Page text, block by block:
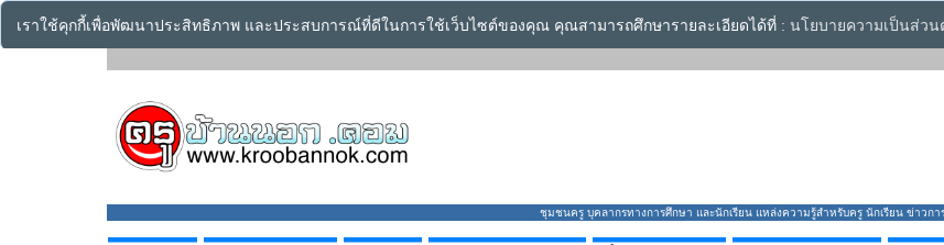
เราใช้คุกกี้เพื่อพัฒนาประสิทธิภาพ และประสบการณ์ที่ดีในการใช้เว็บไซต์ของคุณ คุณสามารถศึกษารายละเอียดได้ที่ : นโยบายความเป็นส่วน
ชุมชนครู บุคลากรทางการศึกษา และนักเรียน แหล่งความรู้สำหรับครู นักเรียน ข่าวก